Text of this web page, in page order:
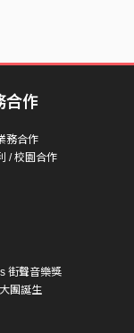
合作
務合作
/ 校園合作
街聲音樂獎
團誕生